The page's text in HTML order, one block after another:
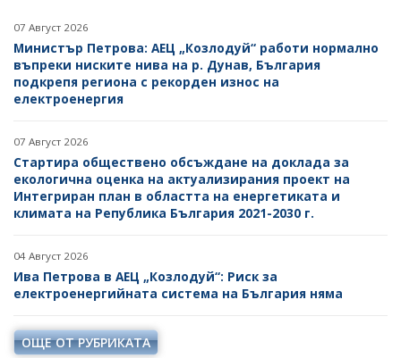
07 Август 2026
Министър Петрова: АЕЦ „Козлодуй“ работи нормално
въпреки ниските нива на р. Дунав, България
подкрепя региона с рекорден износ на
електроенергия
07 Август 2026
Стартира обществено обсъждане на доклада за
екологична оценка на актуализирания проект на
Интегриран план в областта на енергетиката и
климата на Република България 2021-2030 г.
04 Август 2026
Ива Петрова в АЕЦ „Козлодуй“: Риск за
електроенергийната система на България няма
ОЩЕ ОТ РУБРИКАТА